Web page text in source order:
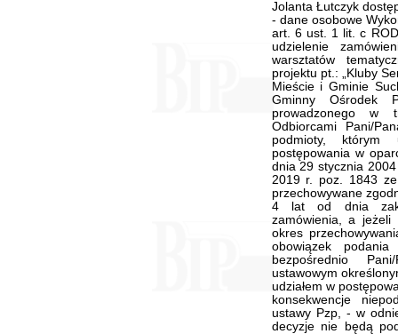
Jolanta Łutczyk
- dane osobowe
art. 6 ust. 1 lit. c
udzielenie
warsztatów
projektu pt.: „Kluby
Mieście i Gminie
Gminny Ośrodek
prowadzonego w
Odbiorcami Pani/
podmioty, którym
postępowania w
dnia 29 stycznia
2019 r. poz. 1843
przechowywane
4 lat od dnia
zamówienia, a
okres
obowiązek
bezpośrednio
ustawowym
udziałem w
konsekwencje
ustawy Pzp, - w
decyzje nie będą